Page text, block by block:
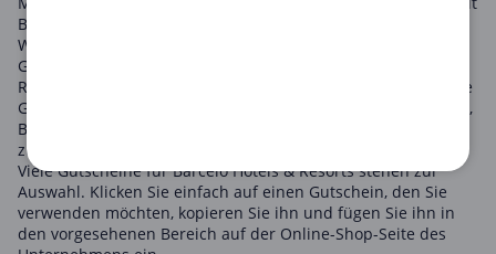
Barcelo Hotels & Resorts nicht nur Zeit, sondern auch Geld.
Wir bieten eine Reihe von Barcelo Hotels & Resorts
Gutscheinen an, die Ihnen bei Ihrer Buchung großartige
Rabatte gewähren. Ob es sich um einen Familienurlaub, eine
Geschäftsreise oder um einen luxuriösen Aufenthalt handelt,
Barcelo Hotels & Resorts garantiert ein erstklassiges Erlebnis
zu einem erschwinglichen Preis.
Viele Gutscheine für Barcelo Hotels & Resorts stehen zur
Auswahl. Klicken Sie einfach auf einen Gutschein, den Sie
verwenden möchten, kopieren Sie ihn und fügen Sie ihn in
den vorgesehenen Bereich auf der Online-Shop-Seite des